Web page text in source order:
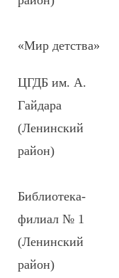
«Мир детства»
ЦГДБ им. А.
Гайдара
(Ленинский
район)
Библиотека-
филиал № 1
(Ленинский
район)